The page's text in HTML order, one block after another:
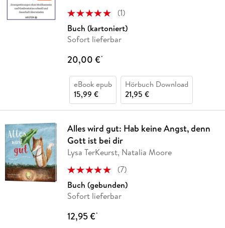
(1)
Buch (kartoniert)
Sofort lieferbar
20,00 €*
eBook epub
15,99 €
Hörbuch Download
21,95 €
Alles wird gut: Hab keine Angst, denn
Gott ist bei dir
Lysa TerKeurst, Natalia Moore
(7)
Buch (gebunden)
Sofort lieferbar
12,95 €*